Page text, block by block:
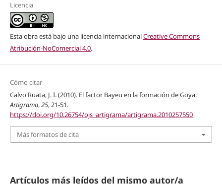
Licencia
Esta obra está bajo una licencia internacionalCreative Commons
Atribución-NoComercial 4.0.
Cómo citar
Calvo Ruata, J. I. (2010). El factor Bayeu en la formación de Goya.
Artigrama,25, 21-51.
https://doi.org/10.26754/ojs_artigrama/artigrama.2010257550
Más formatos de cita
Artículos más leídos del mismo autor/a